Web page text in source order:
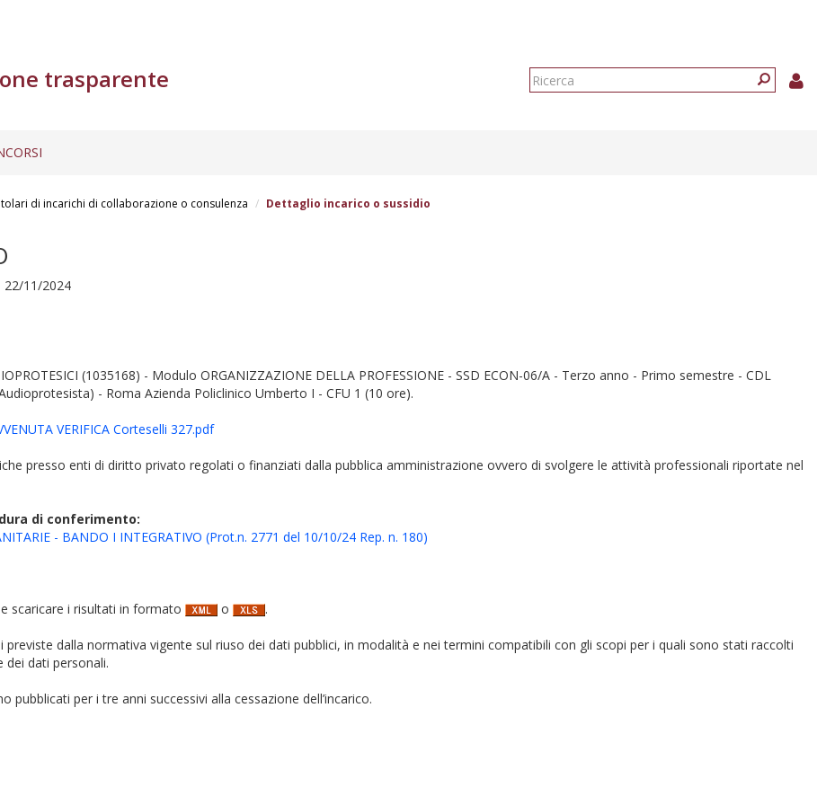
trasparente
Form
di incarichi di collaborazione o consulenza Dettaglio incarico o sussidio
22/11/2024
(1035168) - Modulo ORGANIZZAZIONE DELLA PROFESSIONE - SSD ECON-06/A - Terzo anno - Primo semestre - CDL
- Roma Azienda Policlinico Umberto I - CFU 1 (10 ore).
VERIFICA Corteselli 327.pdf
presso enti di diritto privato regolati o finanziati dalla pubblica amministrazione ovvero di svolgere le attività professionali riportate nel
di conferimento:
- BANDO I INTEGRATIVO (Prot.n. 2771 del 10/10/24 Rep. n. 180)
scaricare i risultati in formato o .
dalla normativa vigente sul riuso dei dati pubblici, in modalità e nei termini compatibili con gli scopi per i quali sono stati raccolti
dati personali.
pubblicati per i tre anni successivi alla cessazione dell’incarico.